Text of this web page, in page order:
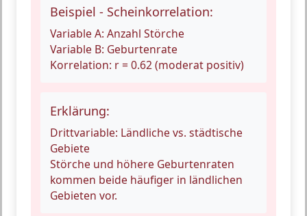
Beispiel - Scheinkorrelation:
Variable A: Anzahl Störche
Variable B: Geburtenrate
Korrelation: r = 0.62 (moderat positiv)
Erklärung:
Drittvariable: Ländliche vs. städtische
Gebiete
Störche und höhere Geburtenraten
kommen beide häufiger in ländlichen
Gebieten vor.